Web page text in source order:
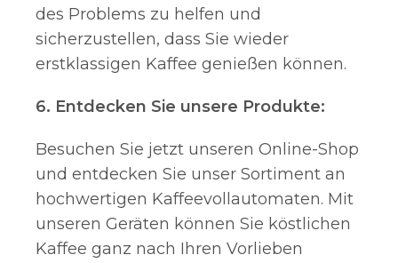
des Problems zu helfen und
sicherzustellen, dass Sie wieder
erstklassigen Kaffee genießen können.
6. Entdecken Sie unsere Produkte:
Besuchen Sie jetzt unseren Online-Shop
und entdecken Sie unser Sortiment an
hochwertigen Kaffeevollautomaten. Mit
unseren Geräten können Sie köstlichen
Kaffee ganz nach Ihren Vorlieben